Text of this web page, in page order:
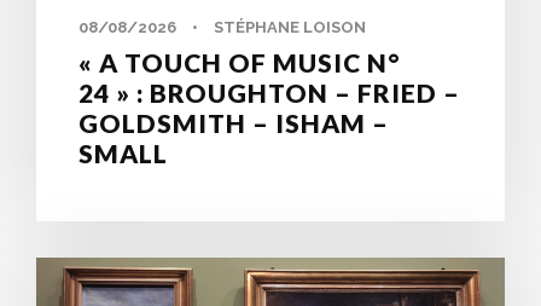
08/08/2026 • STÉPHANE LOISON
« A TOUCH OF MUSIC N°
24 » : BROUGHTON – FRIED –
GOLDSMITH – ISHAM –
SMALL